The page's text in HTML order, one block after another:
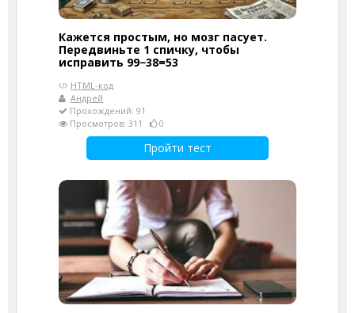
Кажется простым, но мозг пасует.
Передвиньте 1 спичку, чтобы
исправить 99−38=53
HTML-код
Андрей
Прохождений: 91
Просмотров: 311
0
Пройти тест